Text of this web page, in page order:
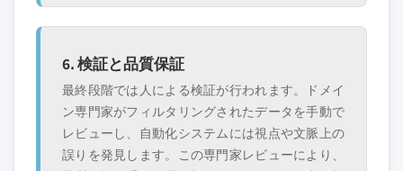
6. 検証と品質保証
最終段階では人による検証が行われます。ドメイ
ン専門家がフィルタリングされたデータを手動で
レビューし、自動化システムには視点や文脈上の
誤りを発見します。この専門家レビューにより、